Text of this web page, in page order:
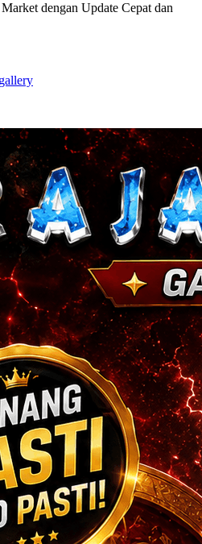
dengan Update Cepat dan